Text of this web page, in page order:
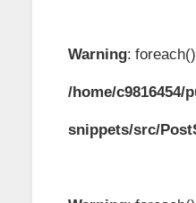
Warning:
/home/
snippets/src/